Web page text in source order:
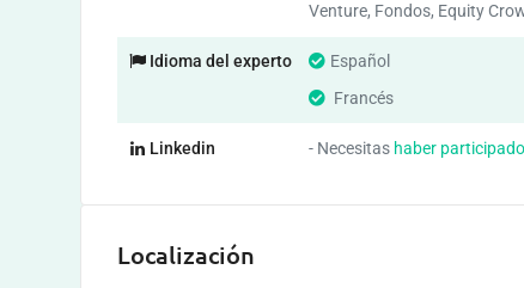
Venture, Fondos, Equity
Idioma del experto Español
Francés
Linkedin - Necesitas haber
Localización